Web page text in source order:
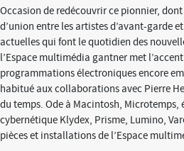
Occasion de redécouvrir ce pionnier,
d’union entre les artistes d’avant-garde
actuelles qui font le quotidien des
l’Espace multimédia gantner met
programmations électroniques encore
habitué aux collaborations avec Pierre
du temps. Ode à Macintosh,
cybernétique Klydex, Prisme, Lumino,
pièces et installations de l’Espace